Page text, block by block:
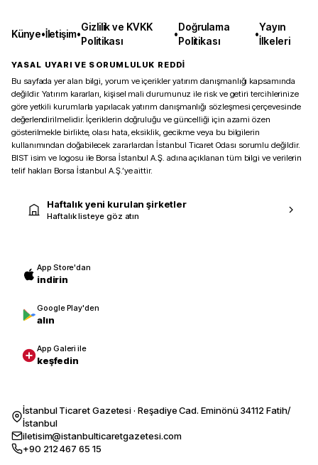
Künye•İletişim•
Gizlilik ve KVKK
Politikası
•
Doğrulama
Politikası
•
Yayın
İlkeleri
YASAL UYARI VE SORUMLULUK REDDİ
Bu sayfada yer alan bilgi, yorum ve içerikler yatırım danışmanlığı kapsamında
değildir. Yatırım kararları, kişisel mali durumunuz ile risk ve getiri tercihlerinize
göre yetkili kurumlarla yapılacak yatırım danışmanlığı sözleşmesi çerçevesinde
değerlendirilmelidir. İçeriklerin doğruluğu ve güncelliği için azami özen
gösterilmekle birlikte, olası hata, eksiklik, gecikme veya bu bilgilerin
kullanımından doğabilecek zararlardan İstanbul Ticaret Odası sorumlu değildir.
BIST isim ve logosu ile Borsa İstanbul A.Ş. adına açıklanan tüm bilgi ve verilerin
telif hakları Borsa İstanbul A.Ş.’ye aittir.
Haftalık yeni kurulan şirketler
Haftalık listeye göz atın
App Store'dan
indirin
Google Play'den
alın
App Galeri ile
keşfedin
İstanbul Ticaret Gazetesi · Reşadiye Cad. Eminönü 34112 Fatih/
İstanbul
iletisim@istanbulticaretgazetesi.com
+90 212 467 65 15